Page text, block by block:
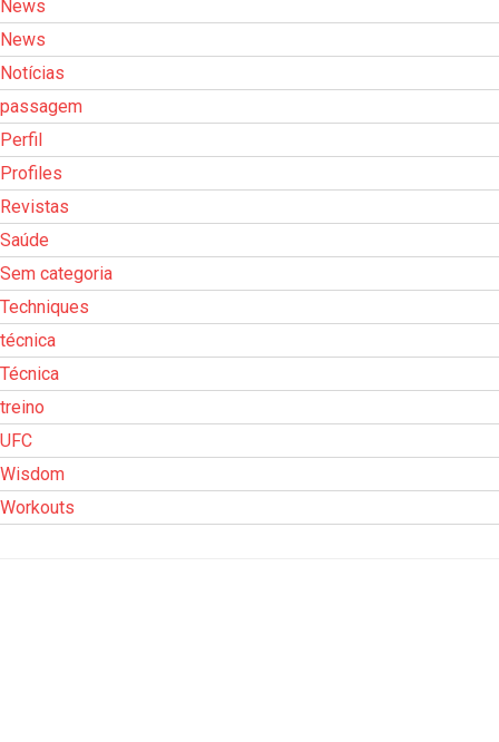
News
News
Notícias
passagem
Perfil
Profiles
Revistas
Saúde
Sem categoria
Techniques
técnica
Técnica
treino
UFC
Wisdom
Workouts